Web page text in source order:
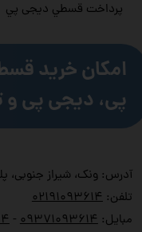
آدرس: ونک، شیراز جنوبی، پلاک
تلفن:
۰۲۱۹۱۰۹۳۶۱۴
مبایل:
۰۹۳۷۱۰۹۳۶۱۴ -
پرداخت قسطي دیجی پي
امکان خرید
پی، دیجی پی و